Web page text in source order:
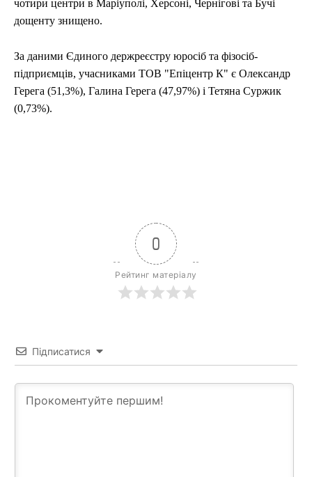
чотири центри в Маріуполі, Херсоні, Чернігові та Бучі
дощенту знищено.
За даними Єдиного держреєстру юросіб та фізосіб-
підприємців, учасниками ТОВ "Епіцентр К" є Олександр
Герега (51,3%), Галина Герега (47,97%) і Тетяна Суржик
(0,73%).
0
Рейтинг матеріалу
Підписатися